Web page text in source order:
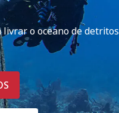
livrar o oceano de detritos